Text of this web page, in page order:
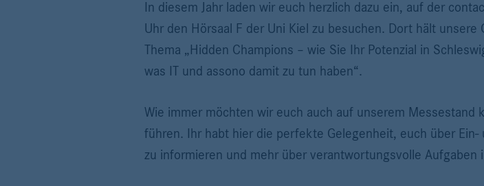
In diesem Jahr laden wir euch herzlich dazu ein, auf der
Uhr den Hörsaal F der Uni Kiel zu besuchen. Dort hält
Thema „Hidden Champions – wie Sie Ihr Potenzial in
was IT und assono damit zu tun haben“.
Wie immer möchten wir euch auch auf unserem Messestand
führen. Ihr habt hier die perfekte Gelegenheit, euch über
zu informieren und mehr über verantwortungsvolle